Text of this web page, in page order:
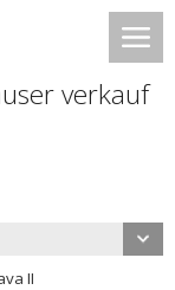
verkauf
II